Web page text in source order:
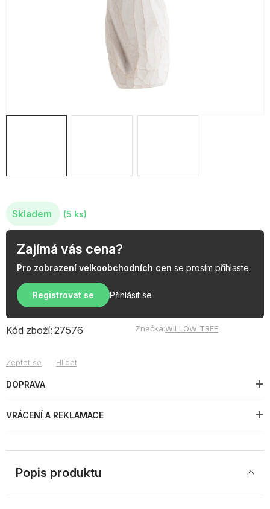
Skladem (5 ks)
Zajímá vás cena?
Pro zobrazení velkoobchodních cen se prosím přihlaste.
Registrovat se Přihlásit se
Kód zboží: 27576 Značka:WILLOW TREE
Zeptat se Hlídat
DOPRAVA
VRÁCENÍ A REKLAMACE
Popis produktu